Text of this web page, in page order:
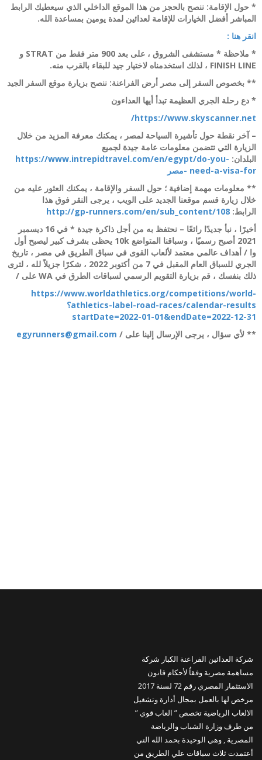
* حول الإقامة: ننصح بالحجز من هذا الموقع الداخلي الذي سيعطيك الرابط
المباشر أفضل الخيارات للإقامة لعدائين لمدة يومين بمساعدة الله.
انقر هنا :
* ملاحظة * مستشفى الشروق ، على بعد 900 متر فقط من STRAT و
FINISH LINE ، لذلك استخدمناه لاختيار جيد للبقاء بالقرب منه.
** بخصوص السفر إلى مصر أرض الفراعنة: ننصح بزيارة موقع السفر الجيد
* دع رحلة الجري العظيمة تبدأ أيها العداءون
https://www.skyscanner.net/
– آخر نقطة حول تأشيرة السياحة لمصر ، يمكنك معرفة المزيد من خلال
الزيارة التي تتضمن معلومات عامة جيدة لجميع
البلدان: https://www.intrepidtravel.com/en/egypt/do-you-
need-a-visa-for -مصر
** معلومات مهمة إضافية ؛ حول السفر والإقامة ، يمكنك العثور عليه من
خلال زيارة قسم موقعنا الجديد على الويب ، يرجى النقر فوق هذا
الرابط: http://gp-runners.com/en/sub_content/108
أخيرًا ، نبأ جديدًا رائعًا – نحتفظ به من أجل ذاكرة جيدة * في 16 ديسمبر
2021 أصبح رسميًا ، وسباقنا المتواضع 10k يحظى بشرف كبير ليصبح أول
وا / أهداف عالمي معتمد لألعاب القوى في سباق الطريق في مصر ، تاريخ
الجري للسباق العام المقبل في 7 من أكتوبر 2022 ، شكرًا جزيلاً لله ، لترى
ذلك بنفسك ، قم بزيارة التقويم الرسمي لسباقات الطرق في WA على /
https://www.worldathletics.org/competitions/world-
athletics-label-road-races/calendar-results؟
startDate=2022-01-01&endDate=2022-12-31
** لأي سؤال ، يرجى الإرسال إلينا على / egyrunners@gmail.com
شركة العدائين الفراعنة الكبار شركة
مساهمة مصرية وفقاُ لأحكام قانون
الاستثمار المصري رقم 72 لسنة 2017
مرخص لها بالعمل بمجال أدارة وتشغيل
الالعاب الرياضية تخصص ” العاب قوي ”
من طرف وزارة الشباب والرياضة
المصرية , وهي الوحيدة بحمد الله التي
أعتمدت ثلاث سباقات علي الطريق من